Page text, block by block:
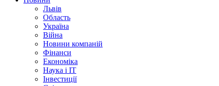
Львів
Область
Україна
Війна
Новини компаній
Фінанси
Економіка
Наука і IT
Інвестиції